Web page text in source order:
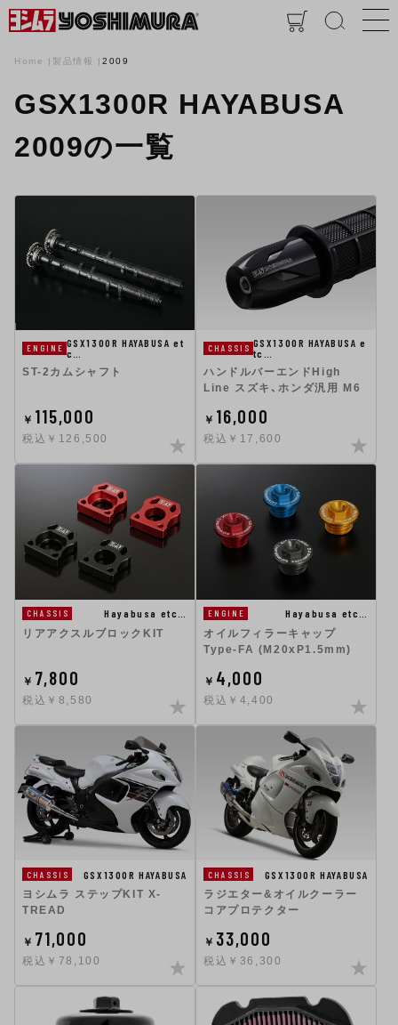
Home 製品情報 2009
GSX1300R HAYABUSA
2009の一覧
ENGINE GSX1300R HAYABUSA et
c…
ST-2カムシャフト
￥ 115,000
税込￥126,500
CHASSIS GSX1300R HAYABUSA e
tc…
ハンドルバーエンドHigh
Line スズキ、ホンダ汎用 M6
￥ 16,000
税込￥17,600
CHASSIS
Hayabusa etc…
リアアクスルブロックKIT
￥ 7,800
税込￥8,580
ENGINE
Hayabusa etc…
オイルフィラーキャップ
Type-FA (M20xP1.5mm)
￥ 4,000
税込￥4,400
CHASSIS
GSX1300R HAYABUSA
ヨシムラ ステップKIT X-
TREAD
￥ 71,000
税込￥78,100
CHASSIS
GSX1300R HAYABUSA
ラジエター&オイルクーラー
コアプロテクター
￥ 33,000
税込￥36,300